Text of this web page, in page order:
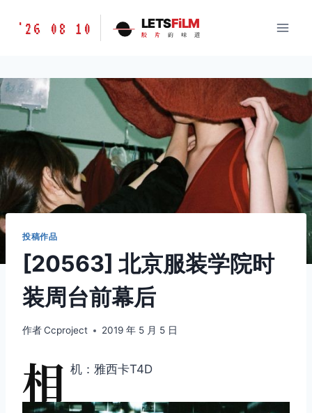
胶
味
道
LETSFILM
'26 08 10 LETSFiLM
胶 片 的 味 道
投稿作品
[20563] 北京服装学院时
装周台前幕后
作者Ccproject 2019 年 5 月 5 日
相 机：雅西卡T4D